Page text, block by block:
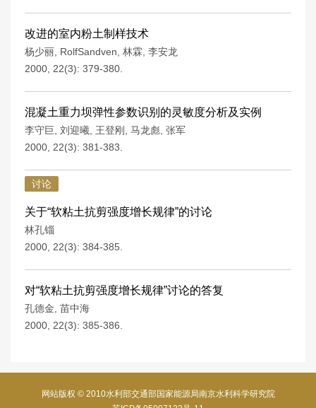
改进的室内粉土制样技术
杨少丽 RolfSandven 林霖 李安龙
2000, 22(3): 379-380.
混凝土重力坝弹性参数识别的灵敏度分析及实例
李守巨 刘迎曦 王登刚 马龙彪 张军
2000, 22(3): 381-383.
讨论
关于“软粘土抗剪强度增长规律”的讨论
林孔锱
2000, 22(3): 384-385.
对“软粘土抗剪强度增长规律”讨论的答复
孔德金 苗中海
2000, 22(3): 385-386.
网站版权 © 2010水利部交通部国家能源局南京水利科学研究院